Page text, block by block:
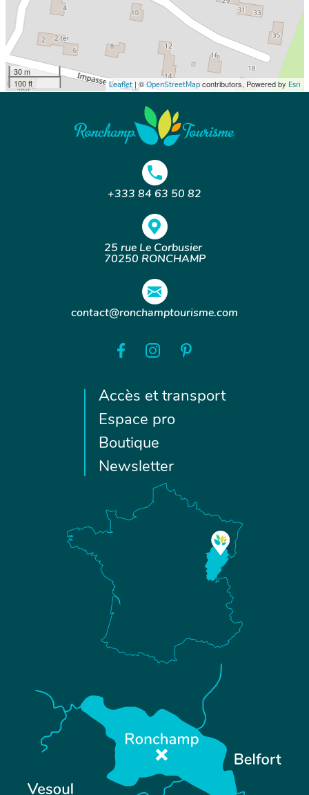
30 m
100 ft
Leaflet| © OpenStreetMapcontributors, Powered by Esri
+333 84 63 50 82
25 rue Le Corbusier
70250 RONCHAMP
contact@ronchamptourisme.com
Accès et transport
Espace pro
Boutique
Newsletter